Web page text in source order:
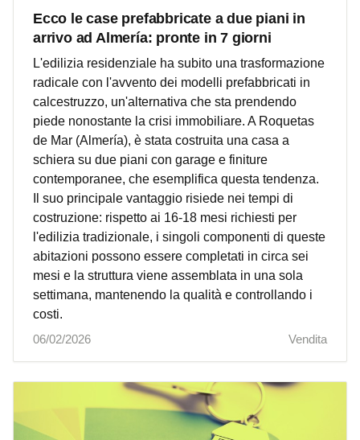
Ecco le case prefabbricate a due piani in
arrivo ad Almería: pronte in 7 giorni
L'edilizia residenziale ha subito una trasformazione
radicale con l'avvento dei modelli prefabbricati in
calcestruzzo, un'alternativa che sta prendendo
piede nonostante la crisi immobiliare. A Roquetas
de Mar (Almería), è stata costruita una casa a
schiera su due piani con garage e finiture
contemporanee, che esemplifica questa tendenza.
Il suo principale vantaggio risiede nei tempi di
costruzione: rispetto ai 16-18 mesi richiesti per
l'edilizia tradizionale, i singoli componenti di queste
abitazioni possono essere completati in circa sei
mesi e la struttura viene assemblata in una sola
settimana, mantenendo la qualità e controllando i
costi.
06/02/2026
Vendita